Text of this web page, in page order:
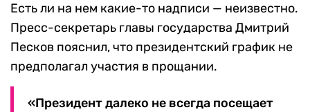
Есть ли на нем какие-то надписи — неизвестно.
Пресс-секретарь главы государства Дмитрий
Песков пояснил, что президентский график не
предполагал участия в прощании.
«Президент далеко не всегда посещает